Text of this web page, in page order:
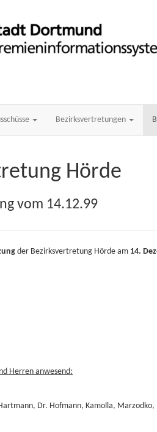
Bezirksvertretungen
Hörde
vom 14.12.99
der Bezirksvertretung Hörde am 14.
Herren anwesend:
Dr. Hofmann, Kamolla, Marzodko,